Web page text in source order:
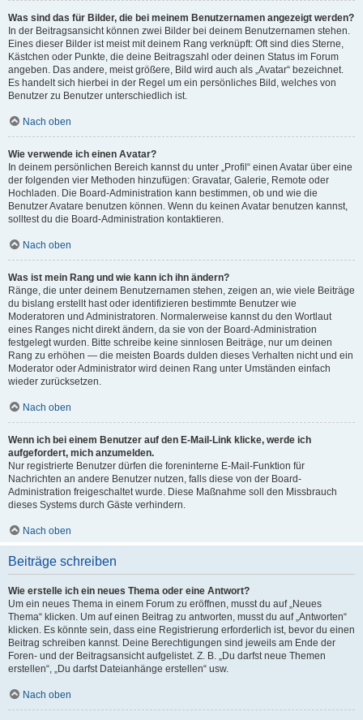
Was sind das für Bilder, die bei meinem Benutzernamen angezeigt werden?
In der Beitragsansicht können zwei Bilder bei deinem Benutzernamen stehen.
Eines dieser Bilder ist meist mit deinem Rang verknüpft: Oft sind dies Sterne,
Kästchen oder Punkte, die deine Beitragszahl oder deinen Status im Forum
angeben. Das andere, meist größere, Bild wird auch als „Avatar“ bezeichnet.
Es handelt sich hierbei in der Regel um ein persönliches Bild, welches von
Benutzer zu Benutzer unterschiedlich ist.
Nach oben
Wie verwende ich einen Avatar?
In deinem persönlichen Bereich kannst du unter „Profil“ einen Avatar über eine
der folgenden vier Methoden hinzufügen: Gravatar, Galerie, Remote oder
Hochladen. Die Board-Administration kann bestimmen, ob und wie die
Benutzer Avatare benutzen können. Wenn du keinen Avatar benutzen kannst,
solltest du die Board-Administration kontaktieren.
Nach oben
Was ist mein Rang und wie kann ich ihn ändern?
Ränge, die unter deinem Benutzernamen stehen, zeigen an, wie viele Beiträge
du bislang erstellt hast oder identifizieren bestimmte Benutzer wie
Moderatoren und Administratoren. Normalerweise kannst du den Wortlaut
eines Ranges nicht direkt ändern, da sie von der Board-Administration
festgelegt wurden. Bitte schreibe keine sinnlosen Beiträge, nur um deinen
Rang zu erhöhen — die meisten Boards dulden dieses Verhalten nicht und ein
Moderator oder Administrator wird deinen Rang unter Umständen einfach
wieder zurücksetzen.
Nach oben
Wenn ich bei einem Benutzer auf den E-Mail-Link klicke, werde ich
aufgefordert, mich anzumelden.
Nur registrierte Benutzer dürfen die foreninterne E-Mail-Funktion für
Nachrichten an andere Benutzer nutzen, falls diese von der Board-
Administration freigeschaltet wurde. Diese Maßnahme soll den Missbrauch
dieses Systems durch Gäste verhindern.
Nach oben
Beiträge schreiben
Wie erstelle ich ein neues Thema oder eine Antwort?
Um ein neues Thema in einem Forum zu eröffnen, musst du auf „Neues
Thema“ klicken. Um auf einen Beitrag zu antworten, musst du auf „Antworten“
klicken. Es könnte sein, dass eine Registrierung erforderlich ist, bevor du einen
Beitrag schreiben kannst. Deine Berechtigungen sind jeweils am Ende der
Foren- und der Beitragsansicht aufgelistet. Z. B. „Du darfst neue Themen
erstellen“, „Du darfst Dateianhänge erstellen“ usw.
Nach oben